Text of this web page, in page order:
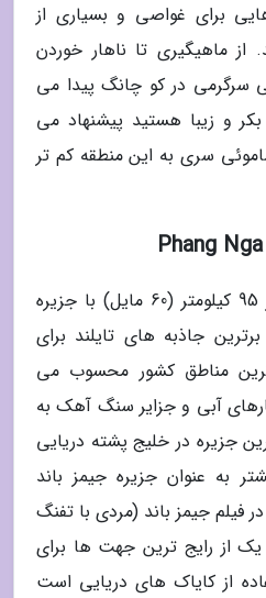
برای غواصی و بسیاری از
از ماهیگیری تا ناهار خوردن
سرگرمی در کو چانگ پیدا می
و زیبا هستید پیشنهاد می
سری به این منطقه کم تر
خلیج Phang Nga بیش از 95 کیلومتر (60 مایل) با جزیره
جاذبه های تایلند برای
مناطق کشور محسوب می
آبی و جزایر سنگ آهک به
جزیره در خلیج پشته دریایی
به عنوان جزیره جیمز باند
فیلم جیمز باند (مردی با تفنگ
از رایج ترین جهت ها برای
از کایاک های دریایی است